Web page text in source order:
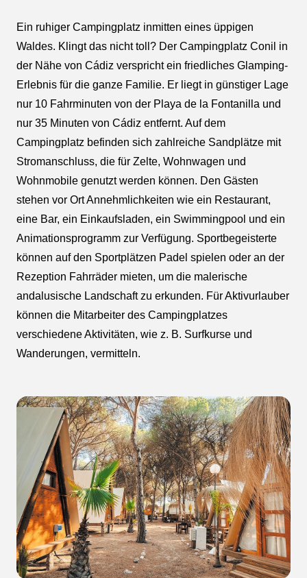
Ein ruhiger Campingplatz inmitten eines üppigen
Waldes. Klingt das nicht toll? Der Campingplatz Conil in
der Nähe von Cádiz verspricht ein friedliches Glamping-
Erlebnis für die ganze Familie. Er liegt in günstiger Lage
nur 10 Fahrminuten von der Playa de la Fontanilla und
nur 35 Minuten von Cádiz entfernt. Auf dem
Campingplatz befinden sich zahlreiche Sandplätze mit
Stromanschluss, die für Zelte, Wohnwagen und
Wohnmobile genutzt werden können. Den Gästen
stehen vor Ort Annehmlichkeiten wie ein Restaurant,
eine Bar, ein Einkaufsladen, ein Swimmingpool und ein
Animationsprogramm zur Verfügung. Sportbegeisterte
können auf den Sportplätzen Padel spielen oder an der
Rezeption Fahrräder mieten, um die malerische
andalusische Landschaft zu erkunden. Für Aktivurlauber
können die Mitarbeiter des Campingplatzes
verschiedene Aktivitäten, wie z. B. Surfkurse und
Wanderungen, vermitteln.